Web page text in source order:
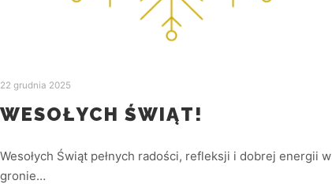
22 grudnia 2025
WESOŁYCH ŚWIĄT!
Wesołych Świąt pełnych radości, refleksji i dobrej energii w
gronie…